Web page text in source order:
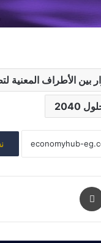
بين الأطراف المعنية